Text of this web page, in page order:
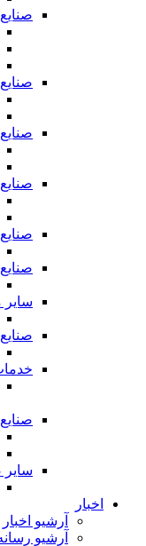
سایر
اخبار
آرشیو اخبار
آرشیو